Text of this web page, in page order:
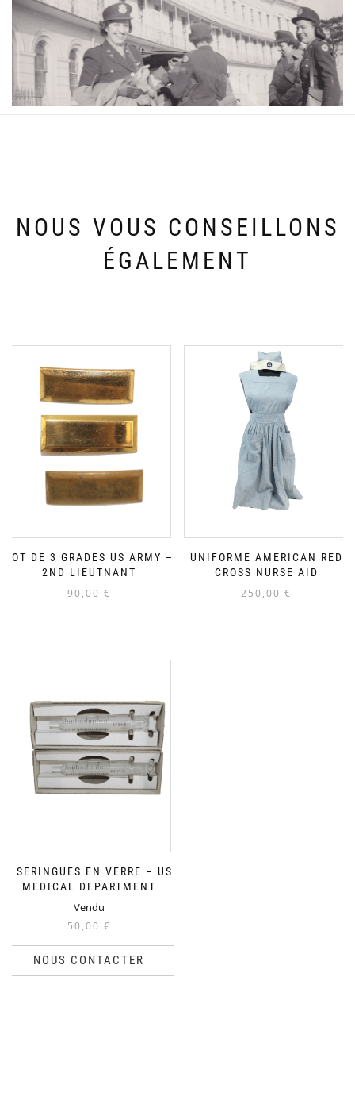
NOUS VOUS CONSEILLONS
ÉGALEMENT
LOT DE 3 GRADES US ARMY –
2ND LIEUTNANT
90,00 €
UNIFORME AMERICAN RED
CROSS NURSE AID
250,00 €
2 SERINGUES EN VERRE – US
MEDICAL DEPARTMENT
Vendu
50,00 €
NOUS CONTACTER